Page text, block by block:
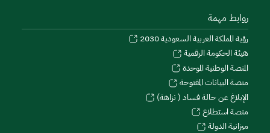
روابط مهمة
رؤية المملكة العربية السعودية 2030
هيئة الحكومة الرقمية
المنصة الوطنية الموحدة
منصة البيانات المفتوحة
الإبلاغ عن حالة فساد ( نزاهة)
منصة استطلاع
ميزانية الدولة